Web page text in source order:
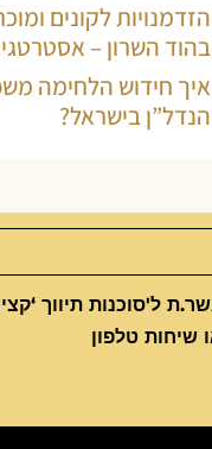
הזדמנויות לקונים
בהוד השרון –
איך חידוש הלחימה
הנדל”ן בישראל?
ל'סוכנות תיווך
שיחות טלפון